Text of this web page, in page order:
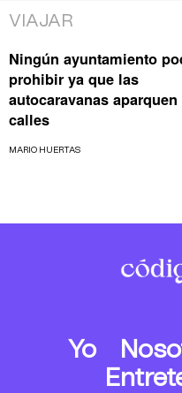
VIAJAR
Ningún ayuntamiento
prohibir ya que las
autocaravanas
calles
MARIO HUERTAS
Yo